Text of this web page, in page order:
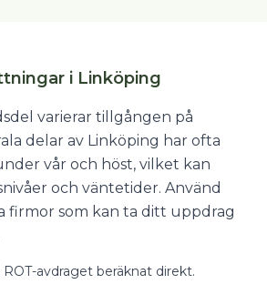
i Linköping
varierar tillgången på
delar av Linköping har ofta
vår och höst, vilket kan
och väntetider. Använd
som kan ta ditt uppdrag
avdraget beräknat direkt.